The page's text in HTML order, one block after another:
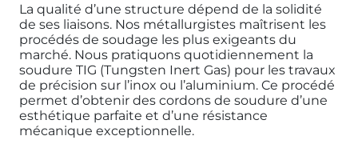
La qualité d’une structure dépend de la solidité
de ses liaisons. Nos métallurgistes maîtrisent les
procédés de soudage les plus exigeants du
marché. Nous pratiquons quotidiennement la
soudure TIG (Tungsten Inert Gas) pour les travaux
de précision sur l’inox ou l’aluminium. Ce procédé
permet d’obtenir des cordons de soudure d’une
esthétique parfaite et d’une résistance
mécanique exceptionnelle.